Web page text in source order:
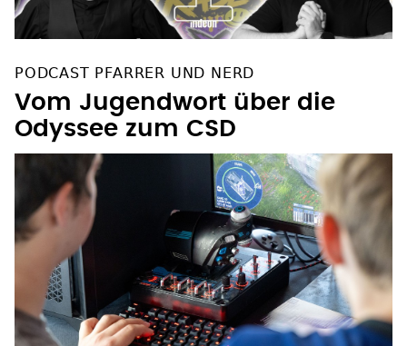
Vom Jugendwort über die
Odyssee zum CSD